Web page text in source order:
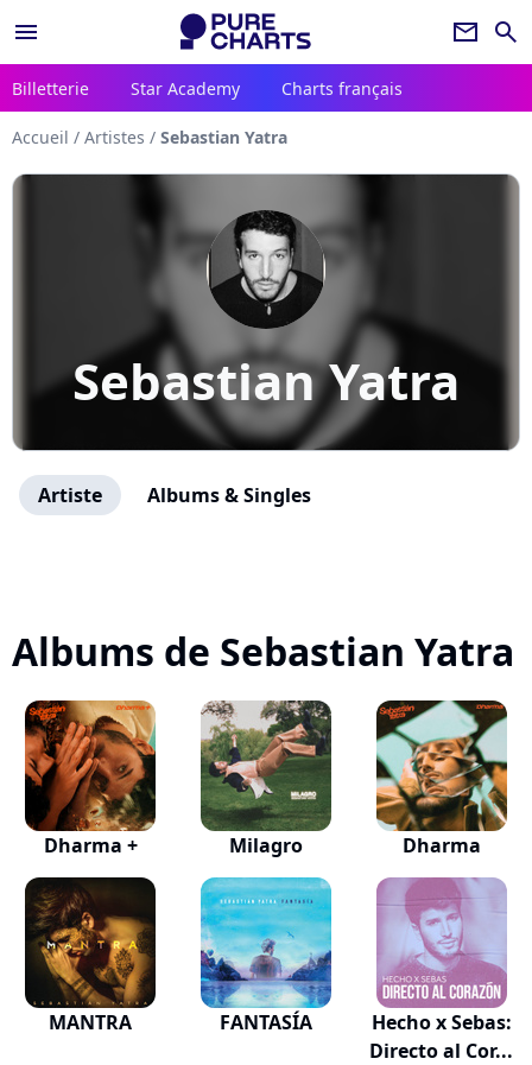
menu newsletter search
Billetterie Star Academy Charts français
Accueil / Artistes / Sebastian Yatra
Sebastian Yatra
Artiste Albums & Singles
Albums de Sebastian Yatra
Dharma + Milagro Dharma
MANTRA FANTASÍA
Hecho x Sebas:
Directo al Cor...